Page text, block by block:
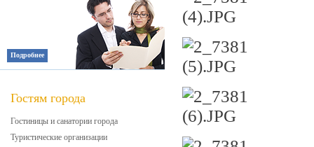
Подробнее
Гостям города
Гостиницы и санатории города
Туристические организации